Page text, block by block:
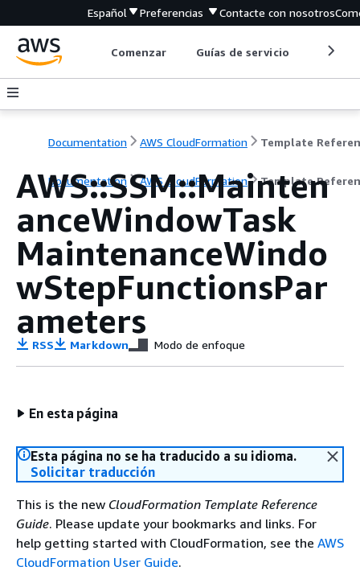
Español Preferencias Contacte con nosotros
Comenzar Guías de servicio
Documentation AWS CloudFormation Template
Documentation AWS CloudFormation Template
AWS::SSM::Mainten
anceWindowTask
MaintenanceWindo
wStepFunctionsPar
ameters
RSS Markdown Modo de enfoque
En esta página
Esta página no se ha traducido a su idioma.
Solicitar traducción
This is the new CloudFormation Template Reference
Guide. Please update your bookmarks and links. For
help getting started with CloudFormation, see the AWS
CloudFormation User Guide.